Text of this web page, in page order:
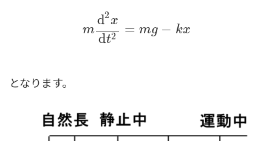
m
d2x
dt2 = mg − kx
m
となります。